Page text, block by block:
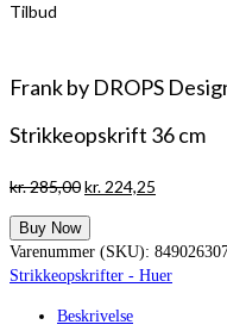
Tilbud
Frank by DROPS
Strikkeopskrift 36 cm
kr.285,00Den
pris
var:
kr. 285,00.
kr. 224,25
er:
kr. 224,25.
Buy Now
Varenummer (SKU):
Strikkeopskrifter - Huer
Beskrivelse